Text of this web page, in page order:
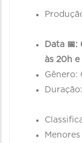
Data
às 20h